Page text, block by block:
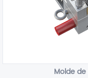
Molde